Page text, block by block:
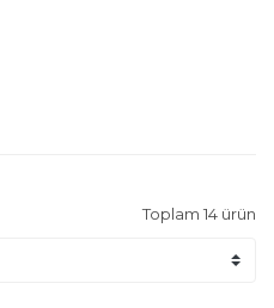
Toplam 14 ürün